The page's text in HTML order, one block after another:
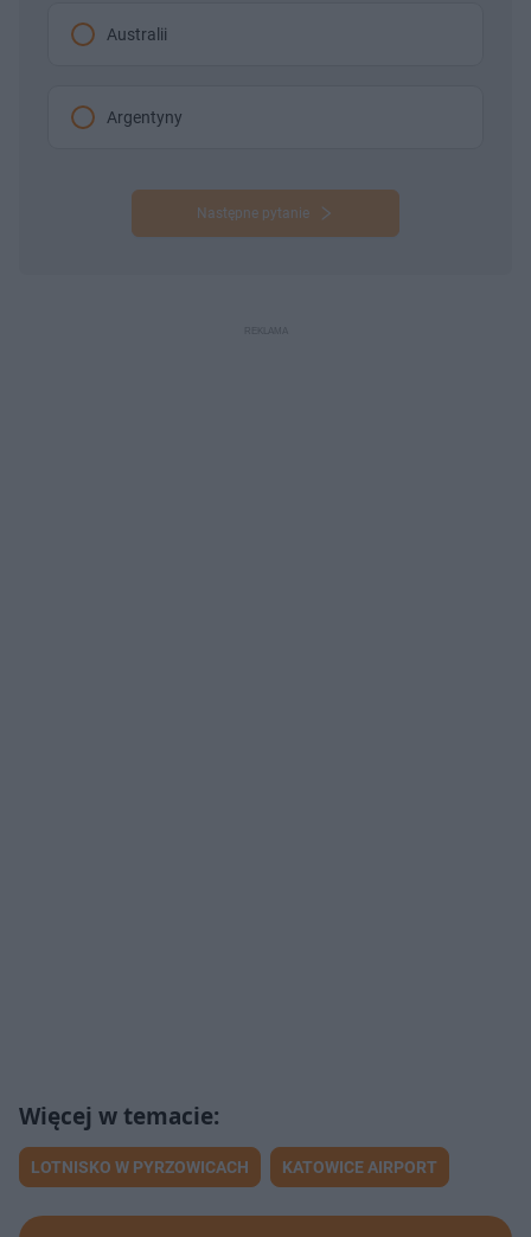
Australii
Argentyny
Następne pytanie
LOTNISKO W PYRZOWICACH KATOWICE AIRPORT